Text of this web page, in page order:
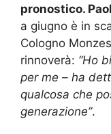
pronostico.
a giugno è in
Cologno
rinnoverà: “Ho
per me – ha
qualcosa che
generazione”.